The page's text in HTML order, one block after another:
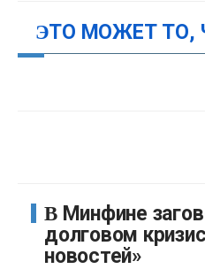
ЭТО МОЖЕТ
В Минфине заговорили о
долговом
новостей»